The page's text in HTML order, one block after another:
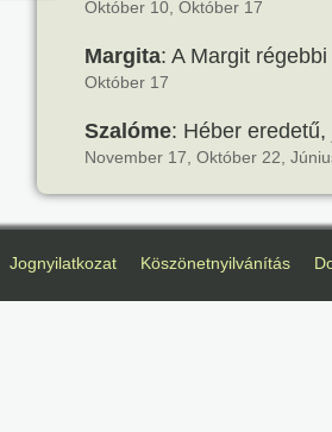
Október 10, Október 17
Margita: A Margit
Október 17
Szalóme: Héber
November 17, Október 22,
Jognyilatkozat Köszönetnyilvánítás